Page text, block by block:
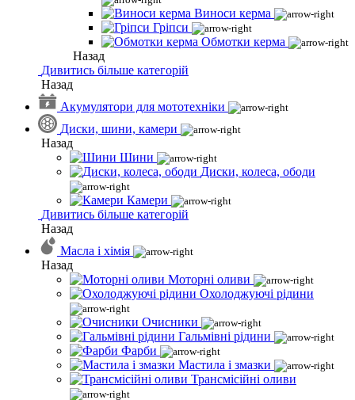
Виноси керма
Гріпси
Обмотки керма
Назад
Дивитись більше категорій
Назад
Акумулятори для мототехніки
Диски, шини, камери
Назад
Шини
Диски, колеса, ободи
Камери
Дивитись більше категорій
Назад
Масла і хімія
Назад
Моторні оливи
Охолоджуючі рідини
Очисники
Гальмівні рідини
Фарби
Мастила і змазки
Трансмісійні оливи